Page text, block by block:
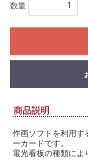
数量
商品説明
作画ソフトを利用す
ーカードです。
電光看板の種類に